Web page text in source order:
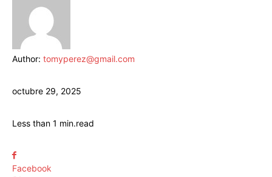
Author: tomyperez@gmail.com
octubre 29, 2025
Less than 1 min.read
Facebook